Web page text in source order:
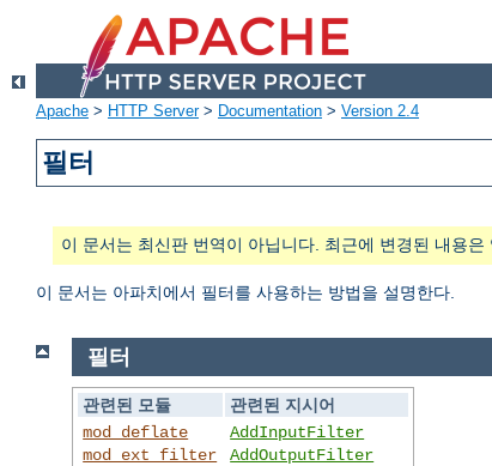
Apache > HTTP Server> Documentation > Version 2.4
필터
이 문서는 최신판 번역이 아닙니다. 최근에 변경된 내용은
이 문서는 아파치에서 필터를 사용하는 방법을 설명한다.
필터
관련된 모듈
관련된 지시어
mod_deflate
mod_ext_filter
AddInputFilter
AddOutputFilter